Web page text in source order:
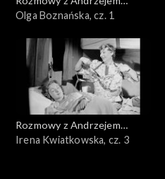
Doboszem
Olga Boznańska, cz. 1
Rozmowy z Andrzejem
Doboszem
Irena Kwiatkowska, cz. 3